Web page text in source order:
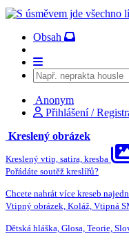
Obsah
Anonym
Přihlášení /
Kreslený obrázek
Kreslený vtip, satira, kresba
Pořádáte soutěž kreslířů?
Chcete nahrát více kreseb
Vtipný obrázek, Koláž, Vtipná
Dětská hláška, Glosa, Teorie,